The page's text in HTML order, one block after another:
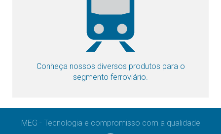
Conheça nossos diversos produtos para o
segmento ferroviário.
MEG - Tecnologia e compromisso com a qualidade